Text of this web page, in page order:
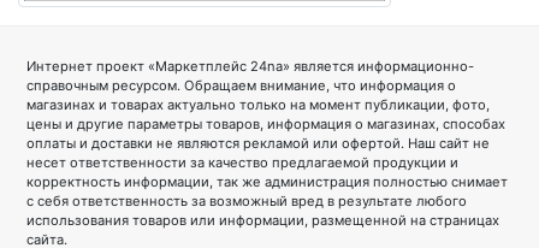
Интернет проект «Маркетплейс 24na» является информационно-
справочным ресурсом. Обращаем внимание, что информация о
магазинах и товарах актуально только на момент публикации, фото,
цены и другие параметры товаров, информация о магазинах, способах
оплаты и доставки не являются рекламой или офертой. Наш сайт не
несет ответственности за качество предлагаемой продукции и
корректность информации, так же администрация полностью снимает
с себя ответственность за возможный вред в результате любого
использования товаров или информации, размещенной на страницах
сайта.